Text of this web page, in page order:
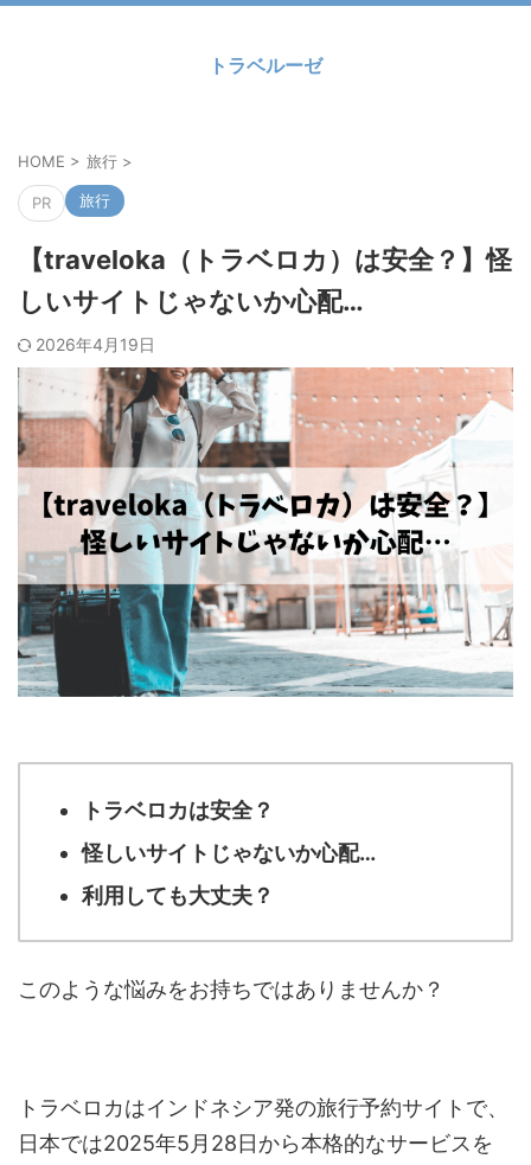
トラベルーゼ
HOME > 旅行 >
PR 旅行
【traveloka（トラベロカ）は安全？】怪
しいサイトじゃないか心配…
2026年4月19日
トラベロカは安全？
怪しいサイトじゃないか心配…
利用しても大丈夫？
このような悩みをお持ちではありませんか？
トラベロカはインドネシア発の旅行予約サイトで、
日本では2025年5月28日から本格的なサービスを